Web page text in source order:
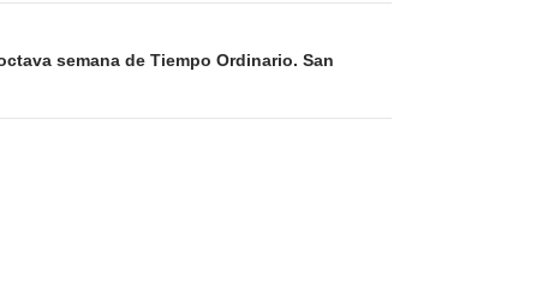
semana de Tiempo Ordinario. San